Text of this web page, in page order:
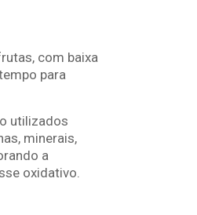
com baixa
para
utilizados
minerais,
a
oxidativo.